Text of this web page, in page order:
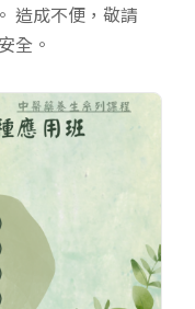
造成不便，敬請
全。